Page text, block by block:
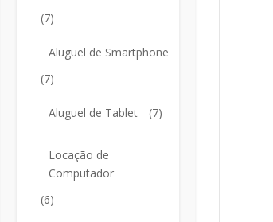
(7)
Aluguel de Smartphone
(7)
Aluguel de Tablet (7)
Locação de
Computador
(6)